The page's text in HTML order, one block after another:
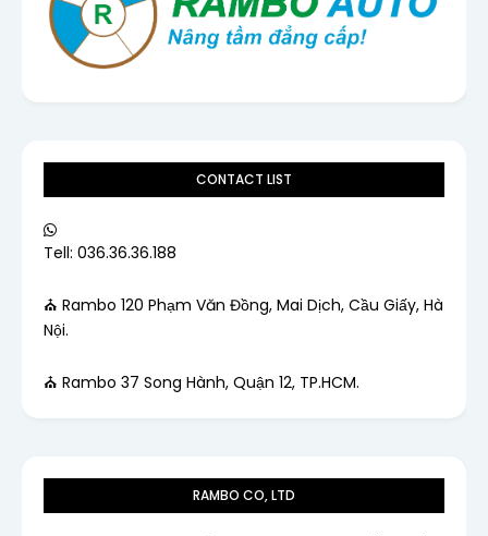
CONTACT LIST
Tell: 036.36.36.188
⛪ Rambo 120 Phạm Văn Đồng, Mai Dịch, Cầu Giấy, Hà
Nội.
⛪ Rambo 37 Song Hành, Quận 12, TP.HCM.
RAMBO CO, LTD